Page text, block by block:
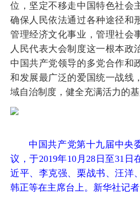
位，坚定不移走中国特色社会
确保人民依法通过各种途径和
管理经济文化事业，管理社会
人民代表大会制度这一根本政
中国共产党领导的多党合作和
和发展最广泛的爱国统一战线
域自治制度，健全充满活力的基
中国共产党第十九届中央
议，于2019年10月28日至31日
近平、李克强、栗战书、汪洋
韩正等在主席台上。新华社记